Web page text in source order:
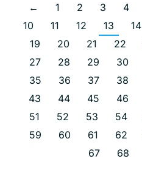
← 1 2 3 4
10
11 12 13 14
19
20 21 22
27
28 29 30
35
36 37 38
43
44 45 46
51
52 53 54
59
60 61 62
67
68